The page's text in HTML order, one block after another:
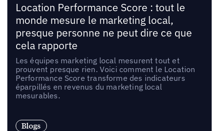
Location Performance Score : tout le
monde mesure le marketing local,
presque personne ne peut dire ce que
cela rapporte
Les équipes marketing local mesurent tout et
prouvent presque rien. Voici comment le Location
Performance Score transforme des indicateurs
éparpillés en revenus du marketing local
mesurables.
Blogs